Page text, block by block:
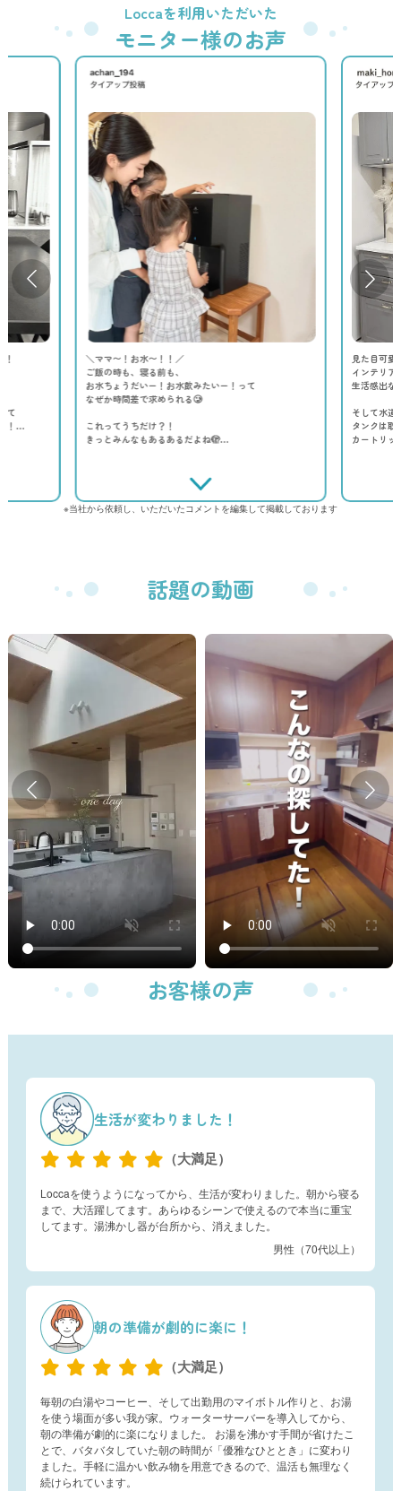
Loccaを利用いただいた
モニター様のお声
て
！…
＼ママ〜！お水〜！！／
ご飯の時も、寝る前も、
お水ちょうだいー！お水飲みたいー！って
なぜか時間差で求められる🥲
これってうちだけ？！
きっとみんなもあるあるだよね🫣…
見た目可愛
インテリア
生活感出な
そして水道
タンクは取
カートリ
※当社から依頼し、いただいたコメントを編集して掲載しております
話題の動画
お客様の声
生活が変わりました！
（大満足）
Loccaを使うようになってから、生活が変わりました。朝から寝る
まで、大活躍してます。あらゆるシーンで使えるので本当に重宝
してます。湯沸かし器が台所から、消えました。
男性（70代以上）
朝の準備が劇的に楽に！
（大満足）
毎朝の白湯やコーヒー、そして出勤用のマイボトル作りと、お湯
を使う場面が多い我が家。ウォーターサーバーを導入してから、
朝の準備が劇的に楽になりました。 お湯を沸かす手間が省けたこ
とで、バタバタしていた朝の時間が「優雅なひととき」に変わり
ました。手軽に温かい飲み物を用意できるので、温活も無理なく
続けられています。